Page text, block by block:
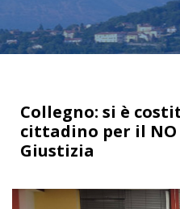
Collegno: si è
cittadino per il
Giustizia